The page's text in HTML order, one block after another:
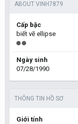
ABOUT VINH7879
Cấp bậc
biết vẽ ellipse
Ngày sinh
07/28/1990
THÔNG TIN HỒ SƠ
Giới tính